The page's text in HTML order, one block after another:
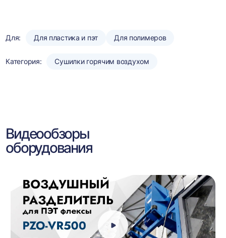
Для: Для пластика и пэт Для полимеров
Категория: Сушилки горячим воздухом
Видеообзоры
оборудования